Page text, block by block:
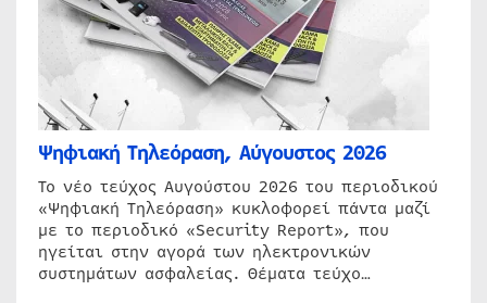
Ψηφιακή Τηλεόραση, Αύγουστος 2026
Το νέο τεύχος Αυγούστου 2026 του περιοδικού
«Ψηφιακή Τηλεόραση» κυκλοφορεί πάντα μαζί
με το περιοδικό «Security Report», που
ηγείται στην αγορά των ηλεκτρονικών
συστημάτων ασφαλείας. Θέματα τεύχο…